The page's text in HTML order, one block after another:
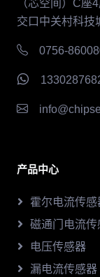
（芯空间）C座
交口中关村科技
0756-
产品中心
霍尔电流传感
磁通门电流传
电压传感器
漏电流传感器